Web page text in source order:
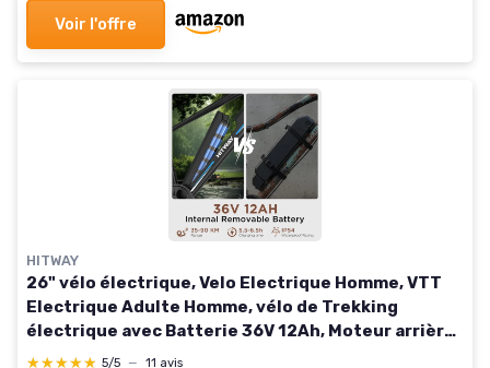
Voir l'offre
HITWAY
26" vélo électrique, Velo Electrique Homme, VTT
Electrique Adulte Homme, vélo de Trekking
électrique avec Batterie 36V 12Ah, Moteur arrière
250W, EBike avec Transmission 7 Vitesses, Pedelec
★★★★★
★★★★★ 5/5 — 11 avis